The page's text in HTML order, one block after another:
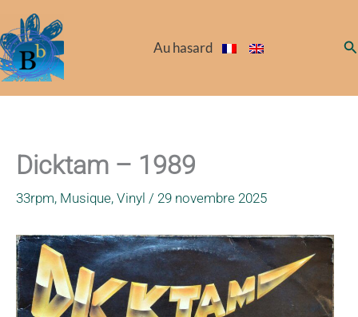
au
contenu
Au hasard
Dicktam – 1989
33rpm, Musique, Vinyl / 29 novembre 2025